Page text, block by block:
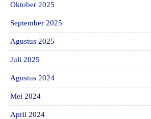
Oktober 2025
September 2025
Agustus 2025
Juli 2025
Agustus 2024
Mei 2024
April 2024